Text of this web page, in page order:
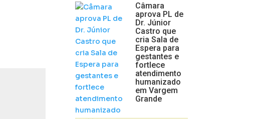
Câmara
aprova PL de
Dr. Júnior
Castro que
cria Sala de
Espera para
gestantes e
fortlece
atendimento
humanizado
em Vargem
Grande